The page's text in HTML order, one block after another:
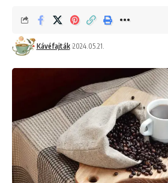
Kávéfajták 2024.05.21.